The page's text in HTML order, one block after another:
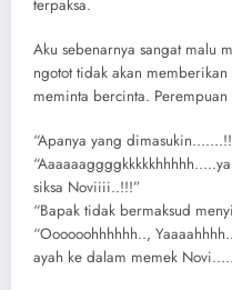
terpaksa.
Aku sebenarnya sangat malu
ngotot tidak akan
meminta bercinta.
“Apanya yang
siksa Noviiii..!!!”
“Bapak tidak bermaksud
“Oooooohhhhhh..,
ayah ke dalam memek